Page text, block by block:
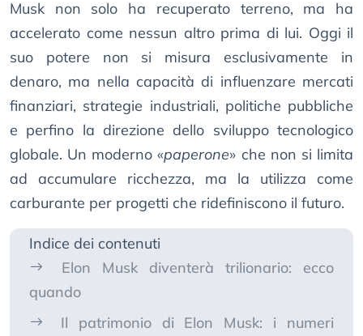
Musk non solo ha recuperato terreno, ma ha
accelerato come nessun altro prima di lui. Oggi il
suo potere non si misura esclusivamente in
denaro, ma nella capacità di influenzare mercati
finanziari, strategie industriali, politiche pubbliche
e perfino la direzione dello sviluppo tecnologico
globale. Un moderno «paperone» che non si limita
ad accumulare ricchezza, ma la utilizza come
carburante per progetti che ridefiniscono il futuro.
Indice dei contenuti
Elon Musk diventerà trilionario: ecco
quando
Il patrimonio di Elon Musk: i numeri